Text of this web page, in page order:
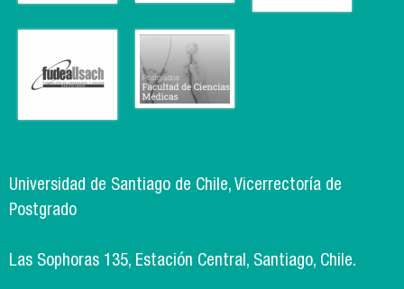
Universidad de Santiago de Chile, Vicerrectoría de
Postgrado
Las Sophoras 135, Estación Central, Santiago, Chile.